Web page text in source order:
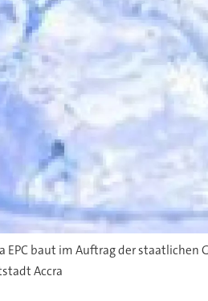
EPC baut im Auftrag der
Accra